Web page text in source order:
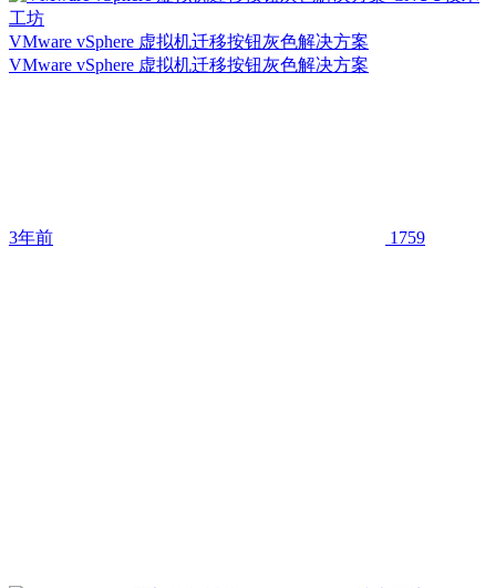
VMware vSphere 虚拟机迁移按钮灰色解决方案
VMware vSphere 虚拟机迁移按钮灰色解决方案
3年前 1759